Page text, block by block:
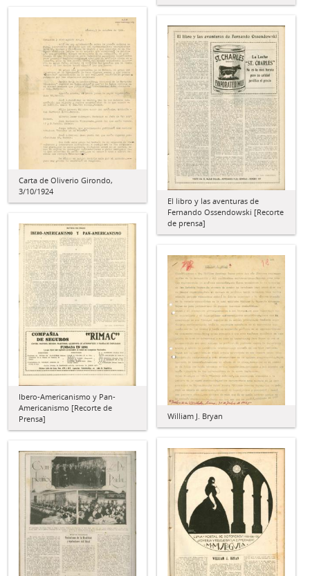
Carta de Oliverio Girondo,
3/10/1924
El libro y las aventuras de
Fernando Ossendowski [Recorte
de prensa]
Ibero-Americanismo y Pan-
Americanismo [Recorte de
Prensa]
William J. Bryan